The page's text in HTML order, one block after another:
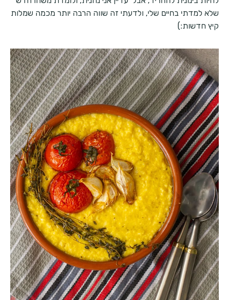
שלא למדתי בחיים שלי, ולדעתי זה שווה הרבה יותר מכמה שמלות
קיץ חדשות:)